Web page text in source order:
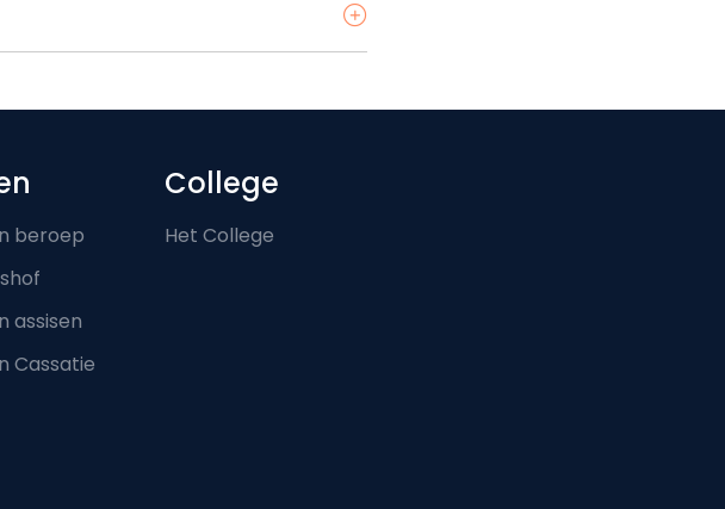
beroep
assisen
Cassatie
College
Het College